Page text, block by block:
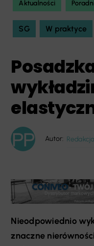
Aktualności
SG W praktyce
Autor: Redakcja
Nieodpowiednio
znaczne